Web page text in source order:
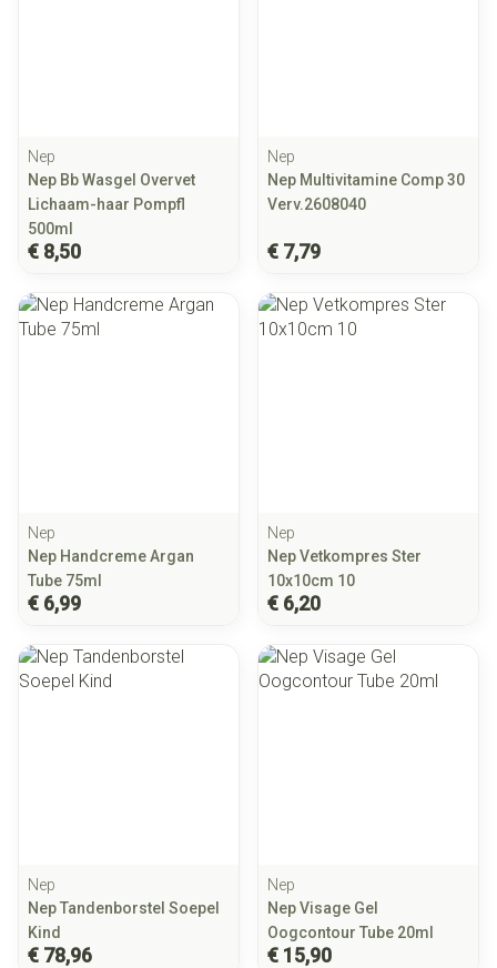
Nep
Nep Bb Wasgel Overvet
Lichaam-haar Pompfl
500ml
€ 8,50
Nep
Nep Multivitamine Comp 30
Verv.2608040
€ 7,79
Nep
Nep Handcreme Argan
Tube 75ml
€ 6,99
Nep
Nep Vetkompres Ster
10x10cm 10
€ 6,20
Nep
Nep Tandenborstel Soepel
Kind
€ 78,96
Nep
Nep Visage Gel
Oogcontour Tube 20ml
€ 15,90